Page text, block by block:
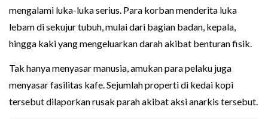
mengalami luka-luka serius. Para korban menderita luka
lebam di sekujur tubuh, mulai dari bagian badan, kepala,
hingga kaki yang mengeluarkan darah akibat benturan fisik.
Tak hanya menyasar manusia, amukan para pelaku juga
menyasar fasilitas kafe. Sejumlah properti di kedai kopi
tersebut dilaporkan rusak parah akibat aksi anarkis tersebut.